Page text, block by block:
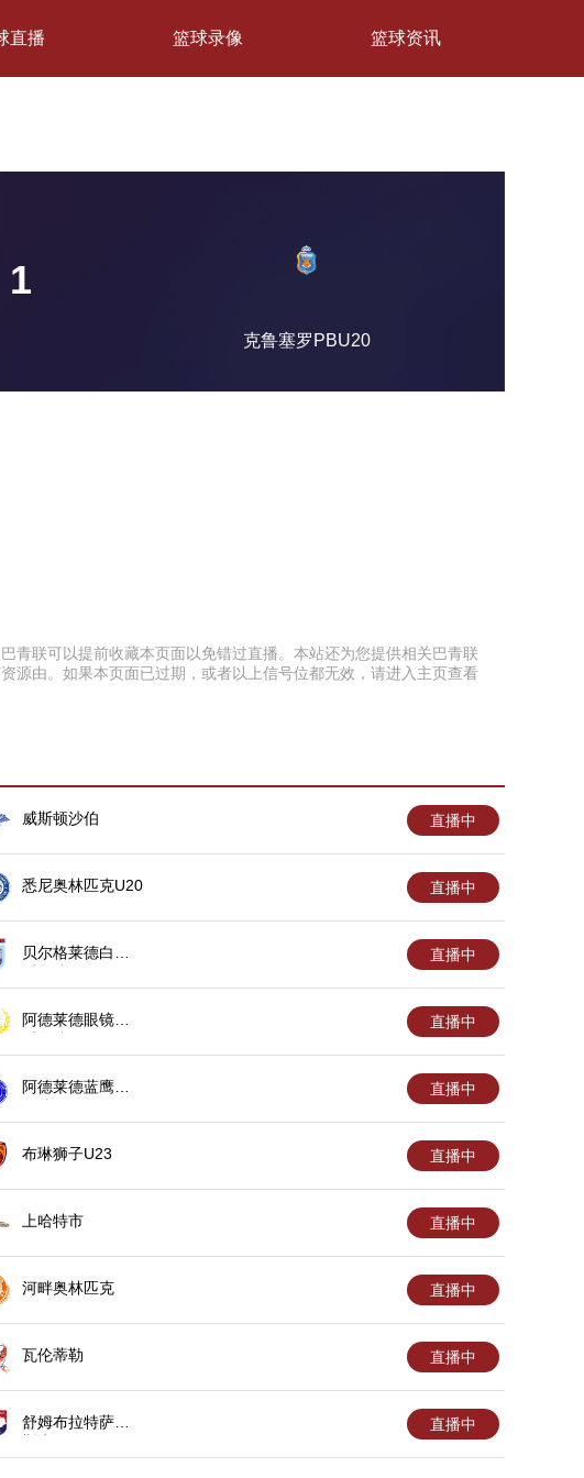
直播 篮球录像 篮球资讯
1
克鲁塞罗PBU20
青联可以提前收藏本页面以免错过直播。本站还为您提供相关巴青联
源由。如果本页面已过期，或者以上信号位都无效，请进入主页查看
威斯顿沙伯 直播中
悉尼奥林匹克U20 直播中
贝尔格莱德白城
直播中
阿德莱德眼镜蛇
直播中
阿德莱德蓝鹰后
直播中
布琳狮子U23 直播中
上哈特市 直播中
河畔奥林匹克 直播中
瓦伦蒂勒 直播中
舒姆布拉特萨兰
直播中